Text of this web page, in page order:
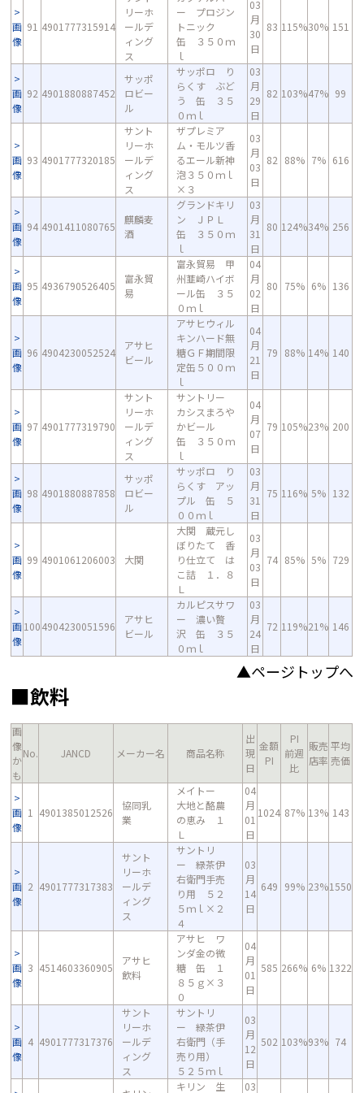
画
像
91 4901777315914
リーホ
ールデ
ィング
ス
ー プロジン
トニック
缶 ３５０ｍ
ｌ
03
月
30
日
83 115%30% 151
画
像
92 4901880887452
サッポ
ロビー
ル
サッポロ り
らくす ぶど
う 缶 ３５
０ｍｌ
03
月
29
日
82 103%47% 99
画
像
93 4901777320185
サント
リーホ
ールデ
ィング
ス
ザプレミア
ム・モルツ香
るエール新神
泡３５０ｍｌ
×３
03
月
03
日
82 88% 7% 616
画
像
94 4901411080765
麒麟麦
酒
グランドキリ
ン ＪＰＬ
缶 ３５０ｍ
ｌ
03
月
31
日
80 124%34% 256
画
像
95 4936790526405
富永貿
易
富永貿易 甲
州韮崎ハイボ
ール缶 ３５
０ｍｌ
04
月
02
日
80 75% 6% 136
画
像
96 4904230052524
アサヒ
ビール
アサヒウィル
キンハード無
糖ＧＦ期間限
定缶５００ｍ
ｌ
04
月
21
日
79 88% 14% 140
画
像
97 4901777319790
サント
リーホ
ールデ
ィング
ス
サントリー
カシスまろや
かビール
缶 ３５０ｍ
ｌ
04
月
07
日
79 105%23% 200
画
像
98 4901880887858
サッポ
ロビー
ル
サッポロ り
らくす アッ
プル 缶 ５
００ｍｌ
03
月
31
日
75 116% 5% 132
画
像
99 4901061206003 大関
大関 蔵元し
ぼりたて 香
り仕立て は
こ詰 １．８
Ｌ
03
月
03
日
74 85% 5% 729
画
像
1004904230051596
アサヒ
ビール
カルピスサワ
ー 濃い贅
沢 缶 ３５
０ｍｌ
03
月
24
日
72 119%21% 146
▲ページトップへ
■飲料
画
像
か
も
No. JANCD メーカー名 商品名称
出
現
日
金額
PI
PI
前週
比
販売
店率
平均
売価
画
像
1 4901385012526
協同乳
業
メイトー
大地と酪農
の恵み １
Ｌ
04
月
01
日
1024 87% 13% 143
画
像
2 4901777317383
サント
リーホ
ールデ
ィング
ス
サントリ
ー 緑茶伊
右衛門手売
り用 ５２
５ｍｌ×２
４
03
月
14
日
649 99% 23%1550
画
像
3 4514603360905
アサヒ
飲料
アサヒ ワ
ンダ金の微
糖 缶 １
８５ｇ×３
０
04
月
01
日
585 266% 6% 1322
画
像
4 4901777317376
サント
リーホ
ールデ
ィング
ス
サントリ
ー 緑茶伊
右衛門（手
売り用）
５２５ｍｌ
03
月
12
日
502 103%93% 74
キリン 生 03